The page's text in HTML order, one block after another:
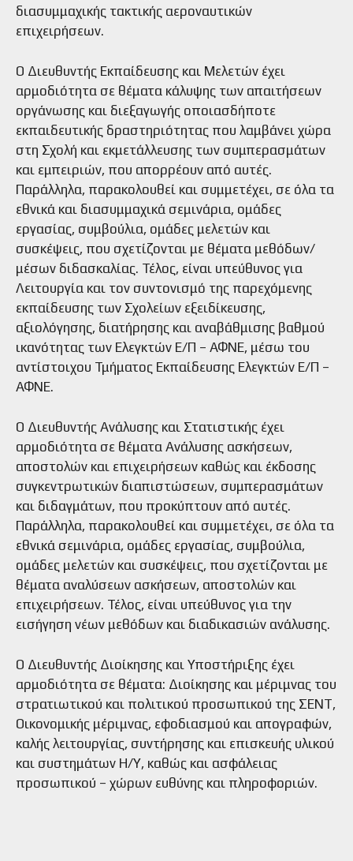
διασυμμαχικής τακτικής αεροναυτικών
επιχειρήσεων.
Ο Διευθυντής Εκπαίδευσης και Μελετών έχει
αρμοδιότητα σε θέματα κάλυψης των απαιτήσεων
οργάνωσης και διεξαγωγής οποιασδήποτε
εκπαιδευτικής δραστηριότητας που λαμβάνει χώρα
στη Σχολή και εκμετάλλευσης των συμπερασμάτων
και εμπειριών, που απορρέουν από αυτές.
Παράλληλα, παρακολουθεί και συμμετέχει, σε όλα τα
εθνικά και διασυμμαχικά σεμινάρια, ομάδες
εργασίας, συμβούλια, ομάδες μελετών και
συσκέψεις, που σχετίζονται με θέματα μεθόδων/
μέσων διδασκαλίας. Τέλος, είναι υπεύθυνος για
Λειτουργία και τον συντονισμό της παρεχόμενης
εκπαίδευσης των Σχολείων εξειδίκευσης,
αξιολόγησης, διατήρησης και αναβάθμισης βαθμού
ικανότητας των Ελεγκτών Ε/Π – ΑΦΝΕ, μέσω του
αντίστοιχου Τμήματος Εκπαίδευσης Ελεγκτών Ε/Π –
ΑΦΝΕ.
Ο Διευθυντής Ανάλυσης και Στατιστικής έχει
αρμοδιότητα σε θέματα Ανάλυσης ασκήσεων,
αποστολών και επιχειρήσεων καθώς και έκδοσης
συγκεντρωτικών διαπιστώσεων, συμπερασμάτων
και διδαγμάτων, που προκύπτουν από αυτές.
Παράλληλα, παρακολουθεί και συμμετέχει, σε όλα τα
εθνικά σεμινάρια, ομάδες εργασίας, συμβούλια,
ομάδες μελετών και συσκέψεις, που σχετίζονται με
θέματα αναλύσεων ασκήσεων, αποστολών και
επιχειρήσεων. Τέλος, είναι υπεύθυνος για την
εισήγηση νέων μεθόδων και διαδικασιών ανάλυσης.
Ο Διευθυντής Διοίκησης και Υποστήριξης έχει
αρμοδιότητα σε θέματα: Διοίκησης και μέριμνας του
στρατιωτικού και πολιτικού προσωπικού της ΣΕΝΤ,
Οικονομικής μέριμνας, εφοδιασμού και απογραφών,
καλής λειτουργίας, συντήρησης και επισκευής υλικού
και συστημάτων Η/Υ, καθώς και ασφάλειας
προσωπικού – χώρων ευθύνης και πληροφοριών.